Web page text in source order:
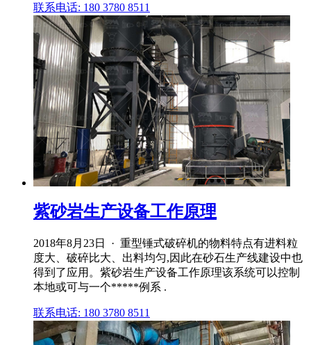
联系电话: 180 3780 8511
紫砂岩生产设备工作原理
2018年8月23日 · 重型锤式破碎机的物料特点有进料粒
度大、破碎比大、出料均匀,因此在砂石生产线建设中也
得到了应用。紫砂岩生产设备工作原理该系统可以控制
本地或可与一个*****例系 .
联系电话: 180 3780 8511